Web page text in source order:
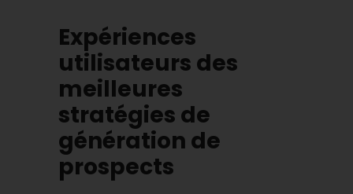
Expériences
utilisateurs des
meilleures
stratégies de
génération de
prospects